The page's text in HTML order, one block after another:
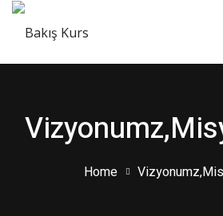
Skip
Home